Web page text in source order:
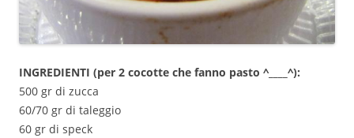
INGREDIENTI (per 2 cocotte che fanno pasto ^____^):
500 gr di zucca
60/70 gr di taleggio
60 gr di speck